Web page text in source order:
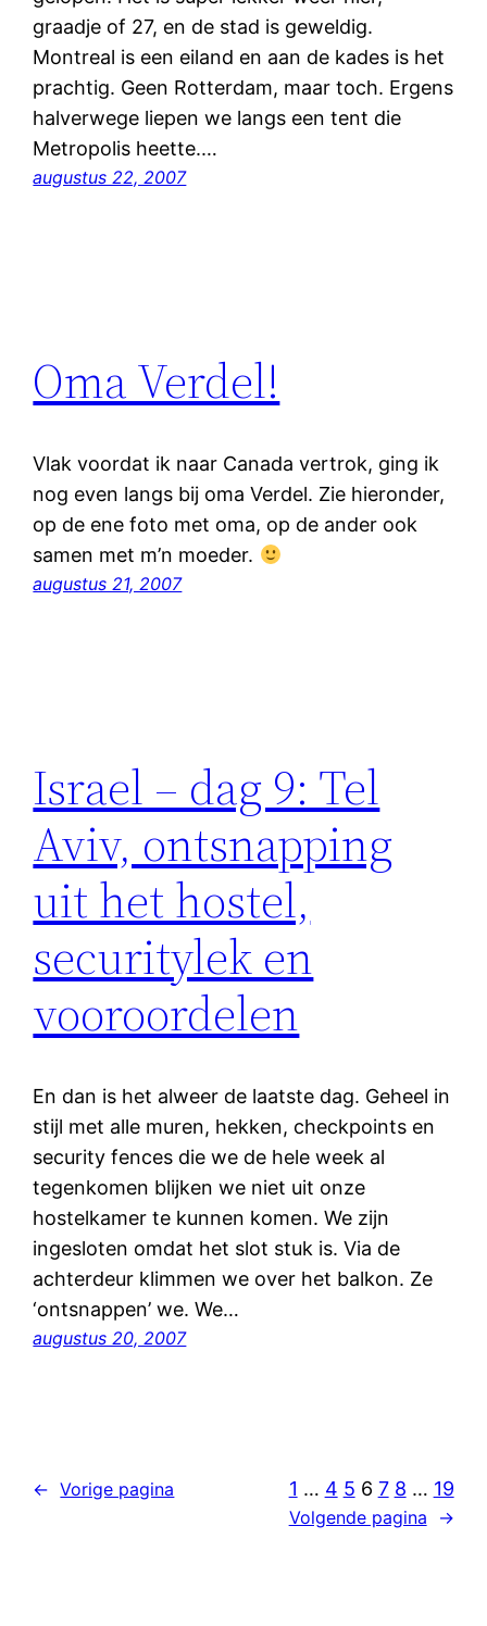
graadje of 27, en de stad is geweldig.
Montreal is een eiland en aan de kades is het
prachtig. Geen Rotterdam, maar toch. Ergens
halverwege liepen we langs een tent die
Metropolis heette.…
augustus 22, 2007
Oma Verdel!
Vlak voordat ik naar Canada vertrok, ging ik
nog even langs bij oma Verdel. Zie hieronder,
op de ene foto met oma, op de ander ook
samen met m’n moeder.
augustus 21, 2007
Israel – dag 9: Tel
Aviv, ontsnapping
uit het hostel,
securitylek en
vooroordelen
En dan is het alweer de laatste dag. Geheel in
stijl met alle muren, hekken, checkpoints en
security fences die we de hele week al
tegenkomen blijken we niet uit onze
hostelkamer te kunnen komen. We zijn
ingesloten omdat het slot stuk is. Via de
achterdeur klimmen we over het balkon. Ze
‘ontsnappen’ we. We…
augustus 20, 2007
← Vorige pagina 1 … 4 5 6 7 8 … 19
Volgende pagina →